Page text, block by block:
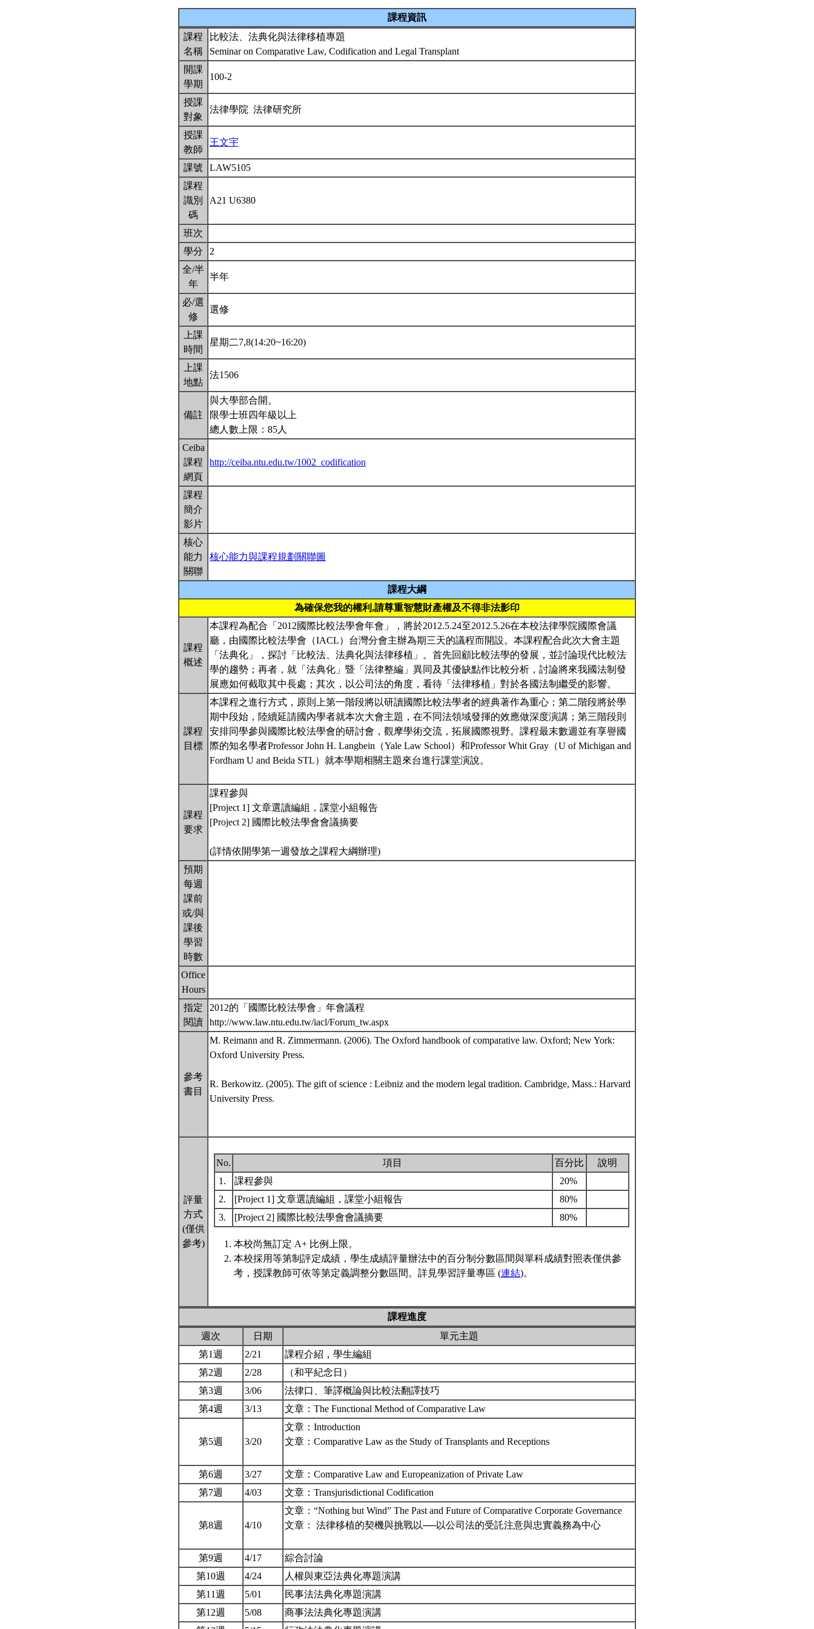
課程資訊
課程
名稱
比較法、法典化與法律移植專題
Seminar on Comparative Law, Codification and Legal Transplant
開課
學期
100-2
授課
對象
法律學院 法律研究所
授課
教師
王文宇
課號
LAW5105
課程
識別
碼
A21 U6380
班次
學分
2
全/半
年
半年
必/選
修
選修
上課
時間
星期二7,8(14:20~16:20)
上課
地點
法1506
備註
與大學部合開。
限學士班四年級以上
總人數上限：85人
Ceiba
課程
網頁
http://ceiba.ntu.edu.tw/1002_codification
課程
簡介
影片
核心
能力
關聯
核心能力與課程規劃關聯圖
課程大綱
為確保您我的權利,請尊重智慧財產權及不得非法影印
課程
概述
本課程為配合「2012國際比較法學會年會」，將於2012.5.24至2012.5.26在本校法律學院國際會議
廳，由國際比較法學會（IACL）台灣分會主辦為期三天的議程而開設。本課程配合此次大會主題
「法典化」，探討「比較法、法典化與法律移植」。首先回顧比較法學的發展，並討論現代比較法
學的趨勢；再者，就「法典化」暨「法律整編」異同及其優缺點作比較分析，討論將來我國法制發
展應如何截取其中長處；其次，以公司法的角度，看待「法律移植」對於各國法制繼受的影響。
課程
目標
本課程之進行方式，原則上第一階段將以研讀國際比較法學者的經典著作為重心；第二階段將於學
期中段始，陸續延請國內學者就本次大會主題，在不同法領域發揮的效應做深度演講；第三階段則
安排同學參與國際比較法學會的研討會，觀摩學術交流，拓展國際視野。課程最末數週並有享譽國
際的知名學者Professor John H. Langbein（Yale Law School）和Professor Whit Gray（U of Michigan and
Fordham U and Beida STL）就本學期相關主題來台進行課堂演說。
課程
要求
課程參與
[Project 1] 文章選讀編組，課堂小組報告
[Project 2] 國際比較法學會會議摘要
(詳情依開學第一週發放之課程大綱辦理)
預期
每週
課前
或/與
課後
學習
時數
Office
Hours
指定
閱讀
2012的「國際比較法學會」年會議程
http://www.law.ntu.edu.tw/iacl/Forum_tw.aspx
參考
書目
M. Reimann and R. Zimmermann. (2006). The Oxford handbook of comparative law. Oxford; New York:
Oxford University Press.
R. Berkowitz. (2005). The gift of science : Leibniz and the modern legal tradition. Cambridge, Mass.: Harvard
University Press.
評量
方式
(僅供
參考)
No. 項目 百分比
說明
1.
課程參與
20%
2.
[Project 1] 文章選讀編組，課堂小組報告
80%
3.
[Project 2] 國際比較法學會會議摘要 80%
本校尚無訂定 A+ 比例上限。
本校採用等第制評定成績，學生成績評量辦法中的百分制分數區間與單科成績對照表僅供參
考，授課教師可依等第定義調整分數區間。詳見學習評量專區 (連結)。
課程進度
週次
日期
單元主題
第1週
2/21
課程介紹，學生編組
第2週
2/28
（和平紀念日）
第3週
3/06
法律口、筆譯概論與比較法翻譯技巧
第4週
3/13 文章：The Functional Method of Comparative Law
第5週 3/20
文章：Introduction
文章：Comparative Law as the Study of Transplants and Receptions
第6週 3/27
文章：Comparative Law and Europeanization of Private Law
第7週
4/03 文章：Transjurisdictional Codification
第8週 4/10
文章：“Nothing but Wind” The Past and Future of Comparative Corporate Governance
文章： 法律移植的契機與挑戰以──以公司法的受託注意與忠實義務為中心
第9週 4/17
綜合討論
第10週
4/24
人權與東亞法典化專題演講
第11週
5/01
民事法法典化專題演講
第12週
5/08
商事法法典化專題演講